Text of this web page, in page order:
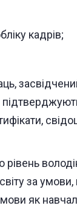
кадрів;
рівень
за
мови як